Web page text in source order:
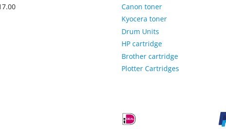
Canon toner
Kyocera toner
Drum Units
HP cartridge
Brother cartridge
Plotter Cartridges